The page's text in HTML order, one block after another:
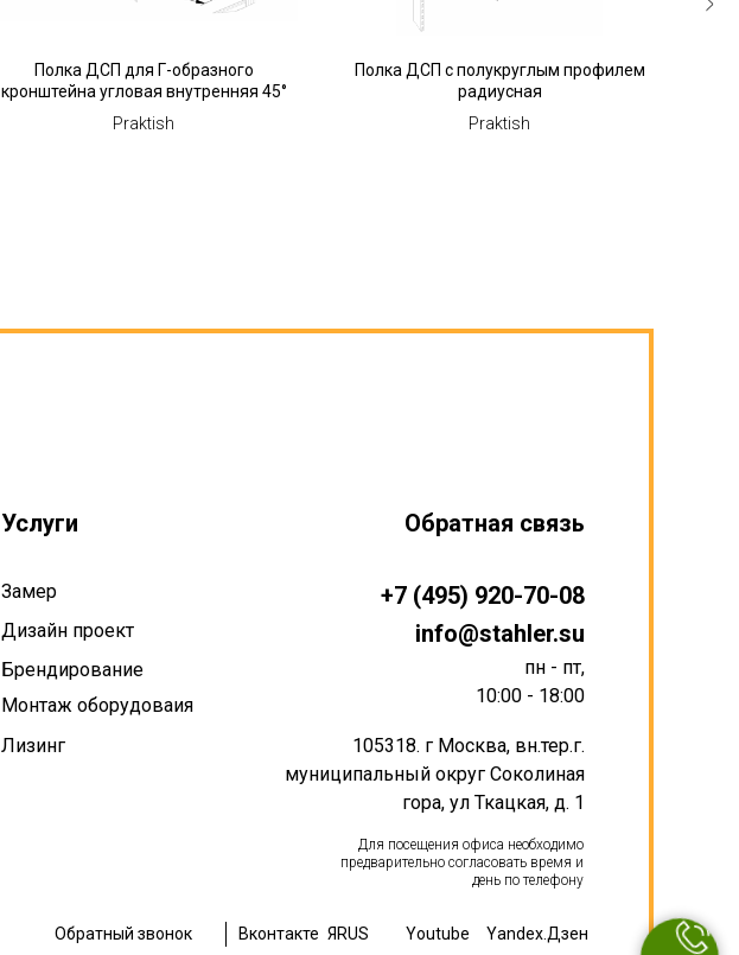
Полка ДСП для Г-образного
кронштейна угловая внутренняя 45°
Praktish
Полка ДСП с полукруглым профилем
радиусная
Praktish
Обратная связь
info@stahler.su
пн - пт,
10:00 - 18:00
Услуги
Обратный звонок
105318. г Москва, вн.тер.г.
муниципальный округ Соколиная
гора, ул Ткацкая, д. 1
Замер
Для посещения офиса необходимо
предварительно согласовать время и
день по телефону
Монтаж оборудоваия
+7 (495) 920-70-08
Youtube Yandex.Дзен
Вконтакте ЯRUS
Дизайн проект
Лизинг
Брендирование